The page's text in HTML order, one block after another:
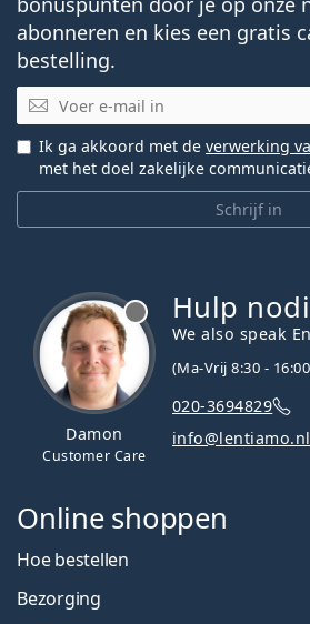
abonneren en kies een gratis
bestelling.
E-mail
Schrijf in
Ik ga akkoord met de verwerking
met het doel zakelijke
Damon
Customer Care
Hulp
We also speak
(Ma-Vrij 8:30 -
020-3694829
info@lentiamo.nl
Online shoppen
Hoe bestellen
Bezorging